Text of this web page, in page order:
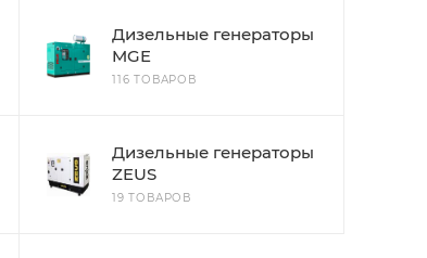
Дизельные генераторы
MGE
116 ТОВАРОВ
Дизельные генераторы
ZEUS
19 ТОВАРОВ